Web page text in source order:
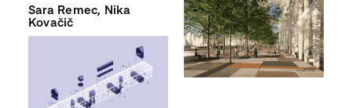
Sara Remec, Nika
Kovačič